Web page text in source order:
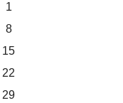
1
8
15
22
29